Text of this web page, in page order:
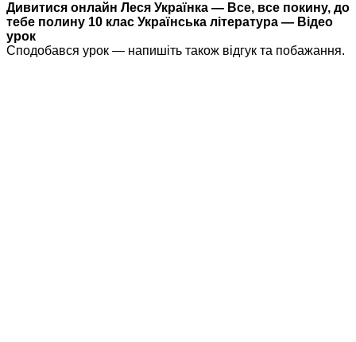
Дивитися онлайн Леся Українка — Все, все покину, до
тебе полину 10 клас Українська література — Відео
урок
Сподобався урок — напишіть також відгук та побажання.